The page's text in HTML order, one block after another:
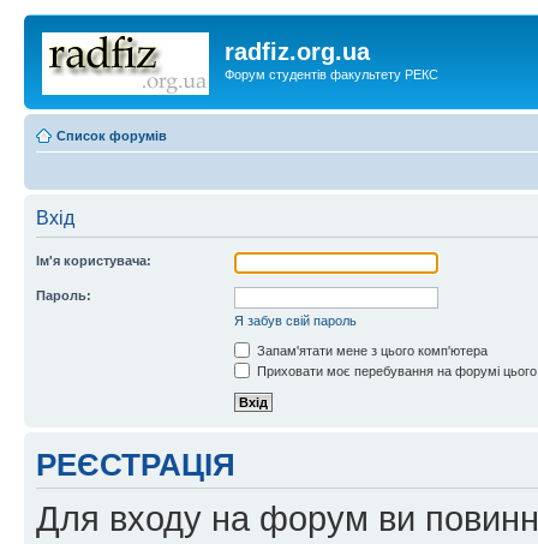
radfiz.org.ua
Форум студентів факультету РЕКС
Список форумів
Вхід
Ім'я користувача:
Пароль:
Я забув свій пароль
Запам'ятати мене з цього комп'ютера
Приховати моє перебування на форумі
РЕЄСТРАЦІЯ
Для входу на форум ви